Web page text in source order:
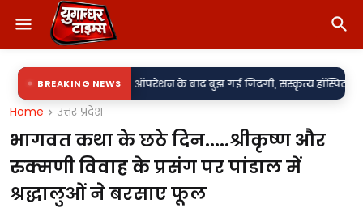
BREAKING NEWS
मॉडल'• ऑपरेशन के बाद बुझ गई जिंदगी, संस्कृत्य हॉस्पिटल पर लापरवाही
Home उत्तर प्रदेश
भागवत कथा के छठे दिन.....श्रीकृष्ण और
रुक्मणी विवाह के प्रसंग पर पांडाल में
श्रद्धालुओं ने बरसाए फूल